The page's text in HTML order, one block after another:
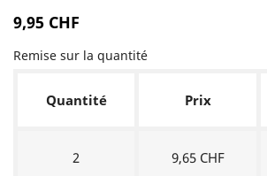
9,95 CHF
Remise sur la quantité
Quantité Prix
2 9,65 CHF